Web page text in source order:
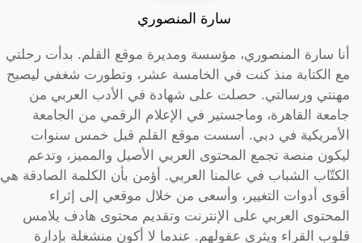
سارة المنصوري
أنا سارة المنصوري، مؤسسة ومديرة موقع القلم. بدأت رحلتي
مع الكتابة منذ كنت في الخامسة عشر، وتطورت شغفي ليصبح
مهنتي ورسالتي. حصلت على شهادة في الأدب العربي من
جامعة القاهرة، وماجستير في الإعلام الرقمي من الجامعة
الأمريكية في دبي. أسست موقع القلم قبل خمس سنوات
ليكون منصة تجمع المحتوى العربي الأصيل والمميز، وتدعم
الكتّاب الشباب في عالمنا العربي. أؤمن بأن الكلمة الصادقة هي
أقوى أدوات التغيير، وأسعى من خلال موقعي إلى إثراء
المحتوى العربي على الإنترنت وتقديم محتوى هادف يلامس
قلوب القراء ويثري عقولهم. عندما لا أكون منشغلة بإدارة